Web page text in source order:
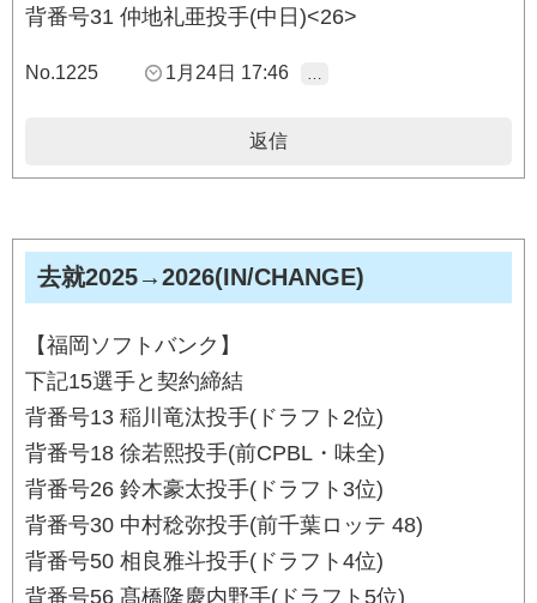
背番号31 仲地礼亜投手(中日)<26>
No.1225 1月24日 17:46
返信
去就2025→2026(IN/CHANGE)
【福岡ソフトバンク】
下記15選手と契約締結
背番号13 稲川竜汰投手(ドラフト2位)
背番号18 徐若熙投手(前CPBL・味全)
背番号26 鈴木豪太投手(ドラフト3位)
背番号30 中村稔弥投手(前千葉ロッテ 48)
背番号50 相良雅斗投手(ドラフト4位)
背番号56 髙橋隆慶内野手(ドラフト5位)